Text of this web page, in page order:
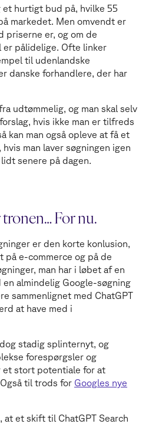
et hurtigt bud på, hvilke 55
markedet. Men omvendt er
priserne er, og om de
pålidelige. Ofte linker
til udenlandske
danske forhandlere, der har
udtømmelig, og man skal selv
hvis ikke man er tilfreds
kan man også opleve at få et
man laver søgningen igen
senere på dagen.
For nu.
er den korte konlusion,
på e-commerce og på de
man har i løbet af en
almindelig Google-søgning
sammenlignet med ChatGPT
at have med i
dog stadig splinternyt, og
forespørgsler og
et stort potentiale for at
til trods for Googles nye
at et skift til ChatGPT Search